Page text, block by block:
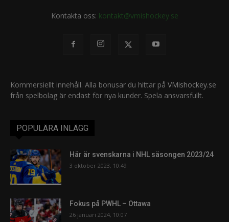
Kontakta oss: kontakt@vmishockey.se
Kommersiellt innehåll. Alla bonusar du hittar på VMishockey.se
från spelbolag är endast för nya kunder. Spela ansvarsfullt.
POPULÄRA INLÄGG
Här är svenskarna i NHL säsongen 2023/24
3 oktober 2023, 10:49
Fokus på PWHL – Ottawa
26 januari 2024, 10:07